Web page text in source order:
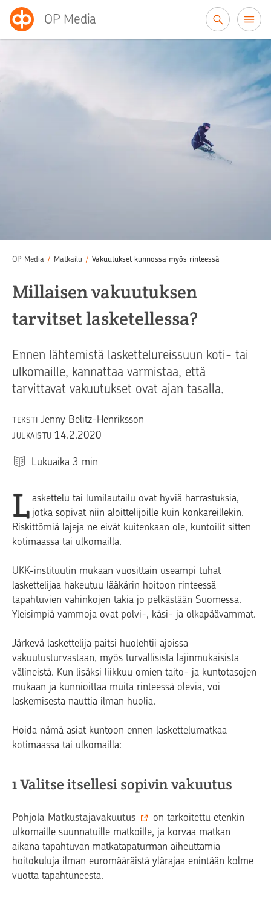
OP Media
OP Media / Matkailu / Vakuutukset kunnossa myös rinteessä
Millaisen vakuutuksen
tarvitset lasketellessa?
Ennen lähtemistä laskettelureissuun koti- tai
ulkomaille, kannattaa varmistaa, että
tarvittavat vakuutukset ovat ajan tasalla.
TEKSTI Jenny Belitz-Henriksson
JULKAISTU 14.2.2020
Lukuaika 3 min
L askettelu tai lumilautailu ovat hyviä harrastuksia,
jotka sopivat niin aloittelijoille kuin konkareillekin.
Riskittömiä lajeja ne eivät kuitenkaan ole, kuntoilit sitten
kotimaassa tai ulkomailla.
UKK-instituutin mukaan vuosittain useampi tuhat
laskettelijaa hakeutuu lääkärin hoitoon rinteessä
tapahtuvien vahinkojen takia jo pelkästään Suomessa.
Yleisimpiä vammoja ovat polvi-, käsi- ja olkapäävammat.
Järkevä laskettelija paitsi huolehtii ajoissa
vakuutusturvastaan, myös turvallisista lajinmukaisista
välineistä. Kun lisäksi liikkuu omien taito- ja kuntotasojen
mukaan ja kunnioittaa muita rinteessä olevia, voi
laskemisesta nauttia ilman huolia.
Hoida nämä asiat kuntoon ennen laskettelumatkaa
kotimaassa tai ulkomailla:
1 Valitse itsellesi sopivin vakuutus
Pohjola Matkustajavakuutus
on tarkoitettu etenkin
ulkomaille suunnatuille matkoille, ja korvaa matkan
aikana tapahtuvan matkatapaturman aiheuttamia
hoitokuluja ilman euromääräistä ylärajaa enintään kolme
vuotta tapahtuneesta.